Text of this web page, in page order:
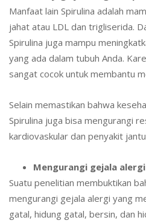
Manfaat lain Spirulina adalah
jahat atau LDL dan trigliserida.
Spirulina juga mampu
yang ada dalam tubuh Anda.
sangat cocok untuk membantu
Selain memastikan bahwa
Spirulina juga bisa mengurangi
kardiovaskular dan penyakit
Mengurangi gejala alergi
Suatu penelitian membuktikan
mengurangi gejala alergi yang
gatal, hidung gatal, bersin, dan